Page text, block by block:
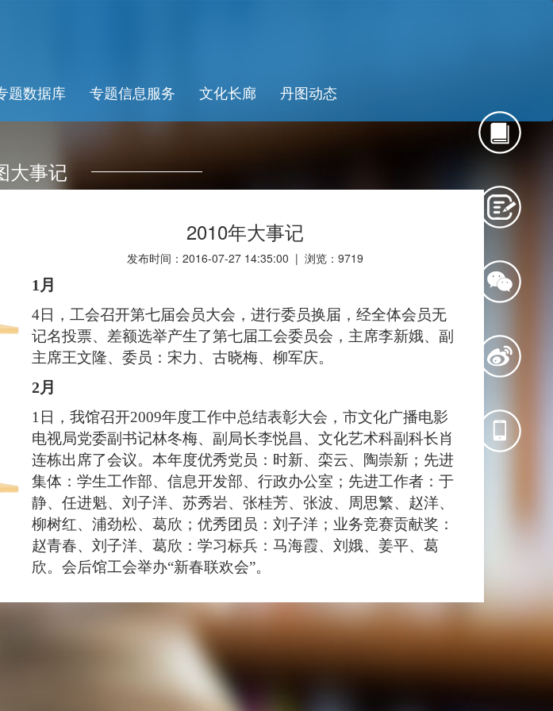
题数据库 专题信息服务 文化长廊 丹图动态
大事记
2010年大事记
发布时间：2016-07-27 14:35:00 | 浏览： 9719
1月
4日，工会召开第七届会员大会，进行委员换届，经全体会员无
记名投票、差额选举产生了第七届工会委员会，主席李新娥、副
主席王文隆、委员：宋力、古晓梅、柳军庆。
2月
1日，我馆召开2009年度工作中总结表彰大会，市文化广播电影
电视局党委副书记林冬梅、副局长李悦昌、文化艺术科副科长肖
连栋出席了会议。本年度优秀党员：时新、栾云、陶崇新；先进
集体：学生工作部、信息开发部、行政办公室；先进工作者：于
静、任进魁、刘子洋、苏秀岩、张桂芳、张波、周思繁、赵洋、
柳树红、浦劲松、葛欣；优秀团员：刘子洋；业务竞赛贡献奖：
赵青春、刘子洋、葛欣：学习标兵：马海霞、刘娥、姜平、葛
欣。会后馆工会举办“新春联欢会”。
东市图书馆学会荣获“先进学会”称号，市图书馆学会原秘书长杨
佳鹏荣获“先进工作者”称号。
19日，我馆荣获丹东市第六届社会科学普及周活动“优秀组织